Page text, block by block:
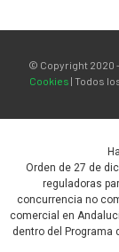
© Copyright 2020
Cookies | Todos
Orden de 27 de
reguladoras
concurrencia no
comercial en
dentro del Programa